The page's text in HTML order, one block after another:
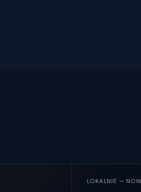
LOKALNIE —